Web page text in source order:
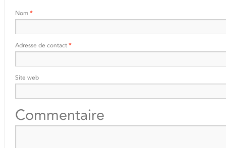
Nom *
Adresse de contact *
Site web
Commentaire